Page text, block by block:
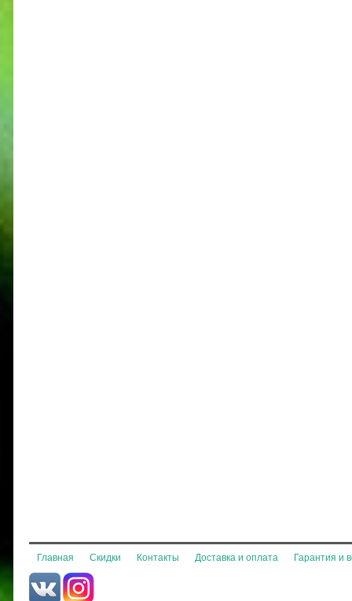
Главная Скидки Контакты Доставка и оплата Гарантия и